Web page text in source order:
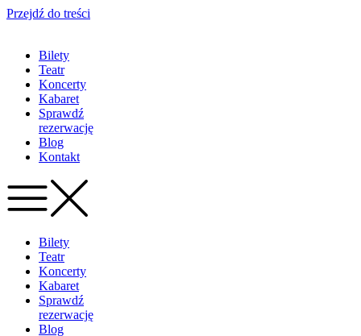
Przejdź do treści
Bilety
Teatr
Koncerty
Kabaret
Sprawdź
rezerwację
Blog
Kontakt
Bilety
Teatr
Koncerty
Kabaret
Sprawdź
rezerwację
Blog